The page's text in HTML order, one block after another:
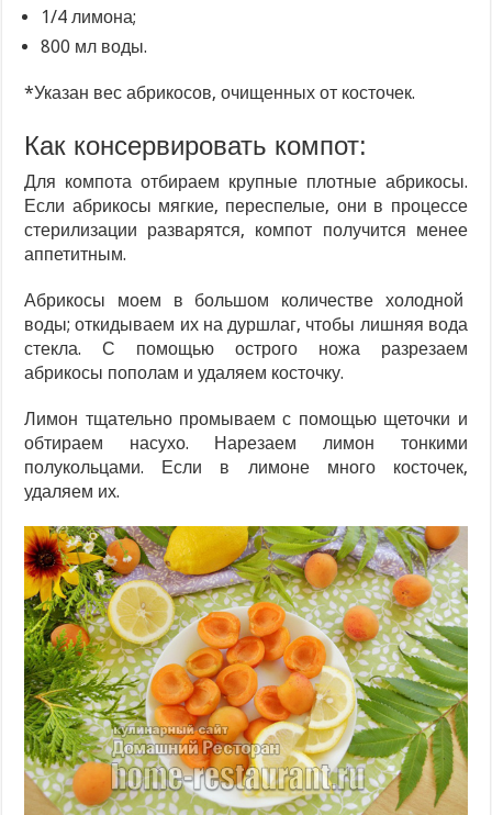
1/4 лимона;
800 мл воды.
*Указан вес абрикосов, очищенных от косточек.
Как консервировать компот:
Для компота отбираем крупные плотные абрикосы.
Если абрикосы мягкие, переспелые, они в процессе
стерилизации разварятся, компот получится менее
аппетитным.
Абрикосы моем в большом количестве холодной
воды; откидываем их на дуршлаг, чтобы лишняя вода
стекла. С помощью острого ножа разрезаем
абрикосы пополам и удаляем косточку.
Лимон тщательно промываем с помощью щеточки и
обтираем насухо. Нарезаем лимон тонкими
полукольцами. Если в лимоне много косточек,
удаляем их.